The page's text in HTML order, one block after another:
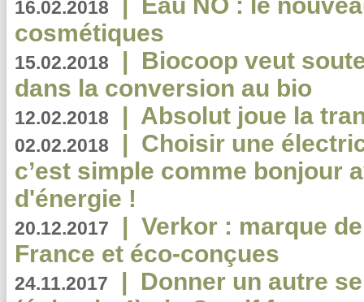
16.02.2018
cosmétiques
15.02.2018 | Biocoop veut
dans la conversion au bio
12.02.2018 | Absolut joue la
02.02.2018 | Choisir une
c’est simple comme bonjour
d'énergie !
20.12.2017 | Verkor : marque
France et éco-conçues
24.11.2017 | Donner un autre